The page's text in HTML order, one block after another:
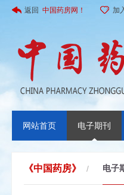
返回 中国药房网！ 加
网站首页 电子期刊
《中国药房》 / 电子